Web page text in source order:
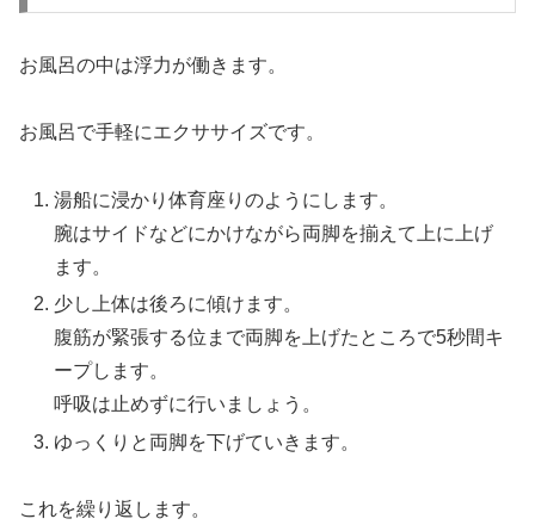
お風呂の中は浮力が働きます。
お風呂で手軽にエクササイズです。
湯船に浸かり体育座りのようにします。
腕はサイドなどにかけながら両脚を揃えて上に上げ
ます。
少し上体は後ろに傾けます。
腹筋が緊張する位まで両脚を上げたところで5秒間キ
ープします。
呼吸は止めずに行いましょう。
ゆっくりと両脚を下げていきます。
これを繰り返します。